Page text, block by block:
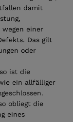
damit
einer
Das gilt
oder
ist die
ein allfälliger
obliegt die
eines